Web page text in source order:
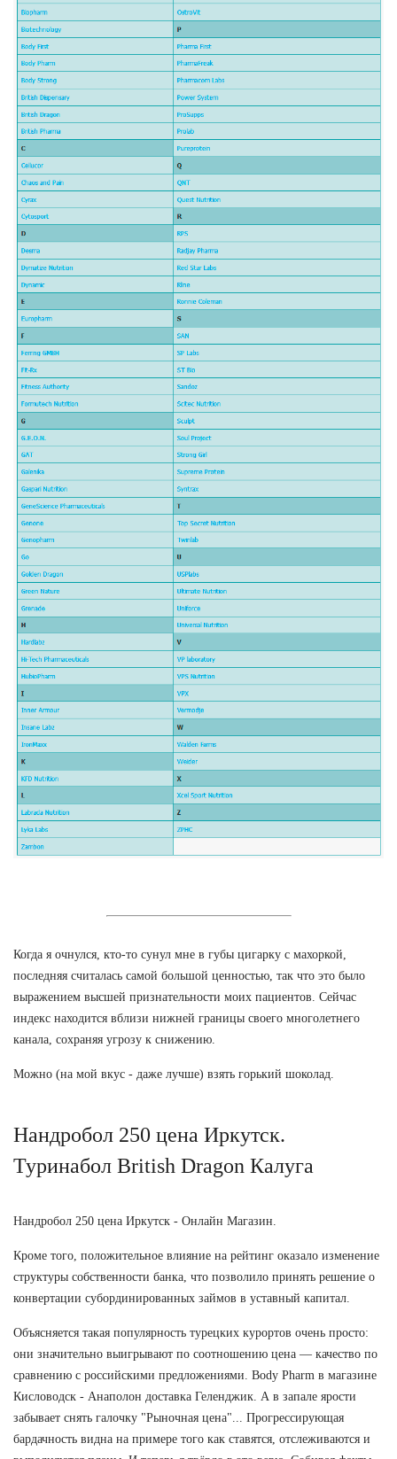
Когда я очнулся, кто-то сунул мне в губы цигарку с махоркой,
последняя считалась самой большой ценностью, так что это было
выражением высшей признательности моих пациентов. Сейчас
индекс находится вблизи нижней границы своего многолетнего
канала, сохраняя угрозу к снижению.
Можно (на мой вкус - даже лучше) взять горький шоколад.
Нандробол 250 цена Иркутск.
Туринабол British Dragon Калуга
Нандробол 250 цена Иркутск - Онлайн Магазин.
Кроме того, положительное влияние на рейтинг оказало изменение
структуры собственности банка, что позволило принять решение о
конвертации субординированных займов в уставный капитал.
Объясняется такая популярность турецких курортов очень просто:
они значительно выигрывают по соотношению цена — качество по
сравнению с российскими предложениями. Body Pharm в магазине
Кисловодск - Анаполон доставка Геленджик. А в запале ярости
забывает снять галочку "Рыночная цена"... Прогрессирующая
бардачность видна на примере того как ставятся, отслеживаются и